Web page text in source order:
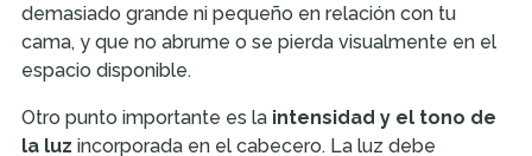
demasiado grande ni pequeño en relación con tu
cama, y que no abrume o se pierda visualmente en el
espacio disponible.
Otro punto importante es la intensidad y el tono de
la luz incorporada en el cabecero. La luz debe